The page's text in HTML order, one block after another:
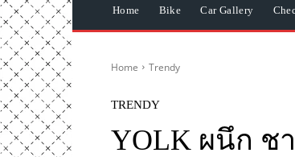
Home Bike Car Gallery
Home Trendy
TRENDY
YOLK ผนึก ช